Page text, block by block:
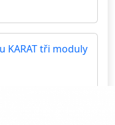
KARAT tři moduly